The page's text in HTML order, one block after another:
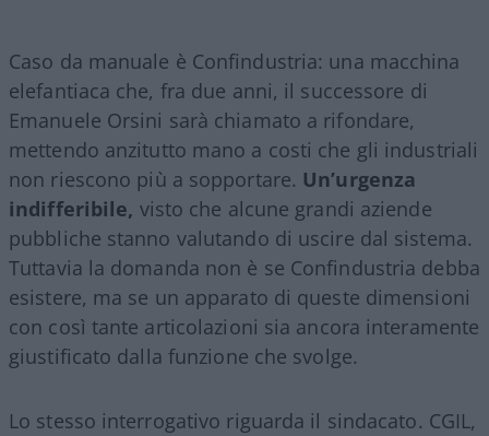
Caso da manuale è Confindustria: una macchina
elefantiaca che, fra due anni, il successore di
Emanuele Orsini sarà chiamato a rifondare,
mettendo anzitutto mano a costi che gli industriali
non riescono più a sopportare. Un’urgenza
indifferibile, visto che alcune grandi aziende
pubbliche stanno valutando di uscire dal sistema.
Tuttavia la domanda non è se Confindustria debba
esistere, ma se un apparato di queste dimensioni
con così tante articolazioni sia ancora interamente
giustificato dalla funzione che svolge.
Lo stesso interrogativo riguarda il sindacato. CGIL,